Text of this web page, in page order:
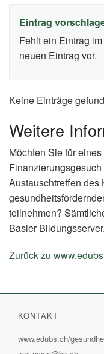
Keine Einträge
Weitere
Möchten Sie für
Austauschtreffen des
teilnehmen?
Basler Bildungsserver.
Zurück zu
Eintrag
Fehlt ein Eintrag
neuen Eintrag vor.
KONTAKT
www.edubs.ch/